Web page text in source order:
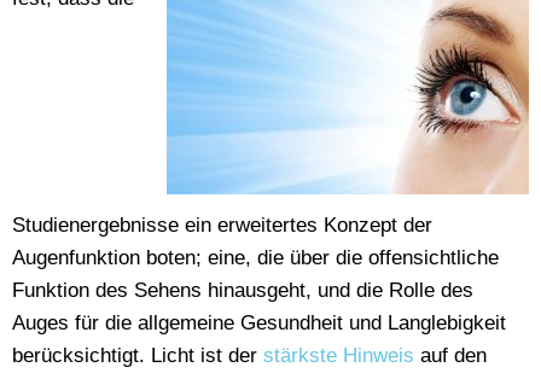
Studienergebnisse ein erweitertes Konzept der
Augenfunktion boten; eine, die über die offensichtliche
Funktion des Sehens hinausgeht, und die Rolle des
Auges für die allgemeine Gesundheit und Langlebigkeit
berücksichtigt. Licht ist der stärkste Hinweis auf den